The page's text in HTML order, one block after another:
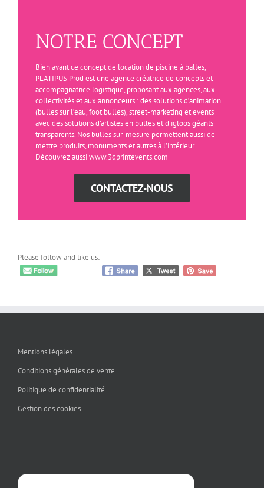
NOTRE CONCEPT
Bien avant ce concept de location de piscine à balles,
PLATIPUS Prod est une agence créatrice de concepts et
accompagnatrice logistique, proposant aux agences, aux
collectivités et aux annonceurs : des solutions d’animation
(bulles sur l’eau, foot bulles), street-marketing et events
avec des solutions d’artistes en bulles et d’igloos géants
transparents. Nos bulles sur-mesure permettent aussi de
mettre produits, monuments et autres à l’intérieur.
Découvrez aussi www.3dprintevents.com
CONTACTEZ-NOUS
Please follow and like us:
Mentions légales
Conditions générales de vente
Politique de confidentialité
Gestion des cookies